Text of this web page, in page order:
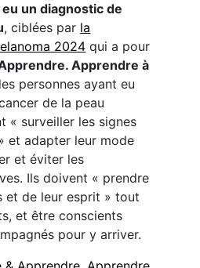
un diagnostic de
, ciblées par la
2024 qui a pour
Apprendre à
personnes ayant eu
de la peau
« surveiller les signes
et adapter leur mode
et éviter les
Ils doivent « prendre
et de leur esprit » tout
et être conscients
pour y arriver.